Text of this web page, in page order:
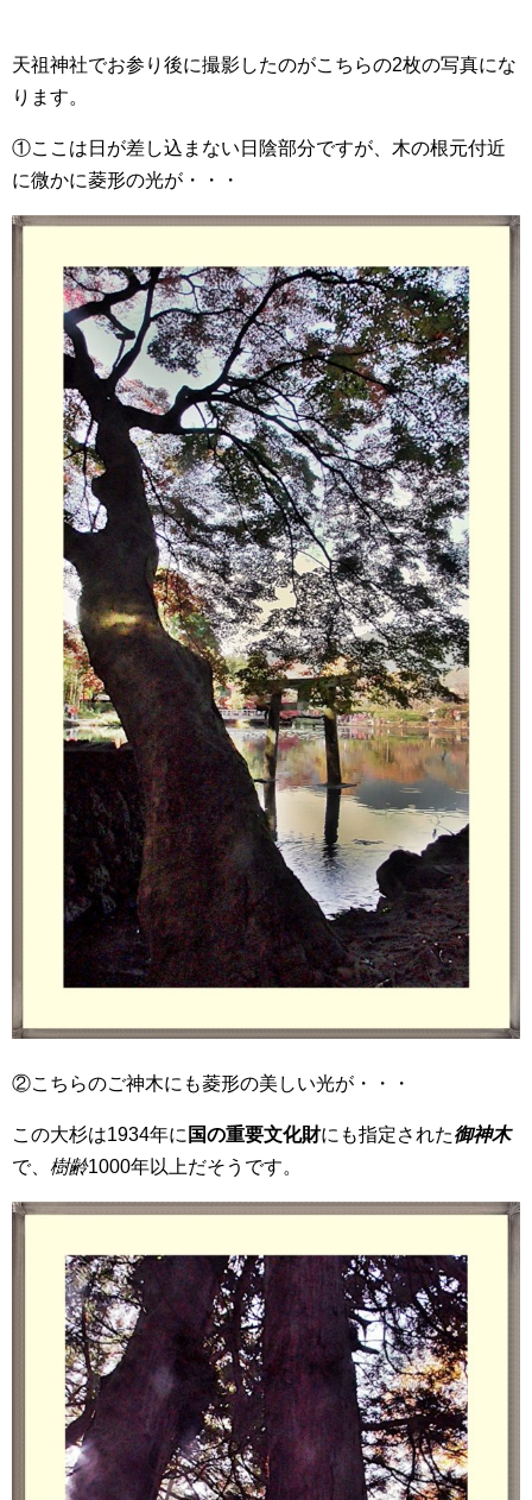
天祖神社でお参り後に撮影したのがこちらの2枚の写真にな
ります。
①ここは日が差し込まない日陰部分ですが、木の根元付近
に微かに菱形の光が・・・
②こちらのご神木にも菱形の美しい光が・・・
この大杉は1934年に 国の重要文化財にも指定された御神木
で、 樹齢1000年以上だそうです。